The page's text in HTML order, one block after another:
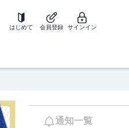
はじめて 会員登録 サインイン
通知一覧